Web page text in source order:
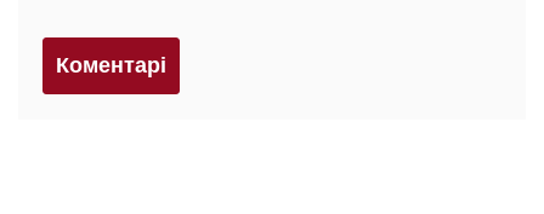
Коментарi